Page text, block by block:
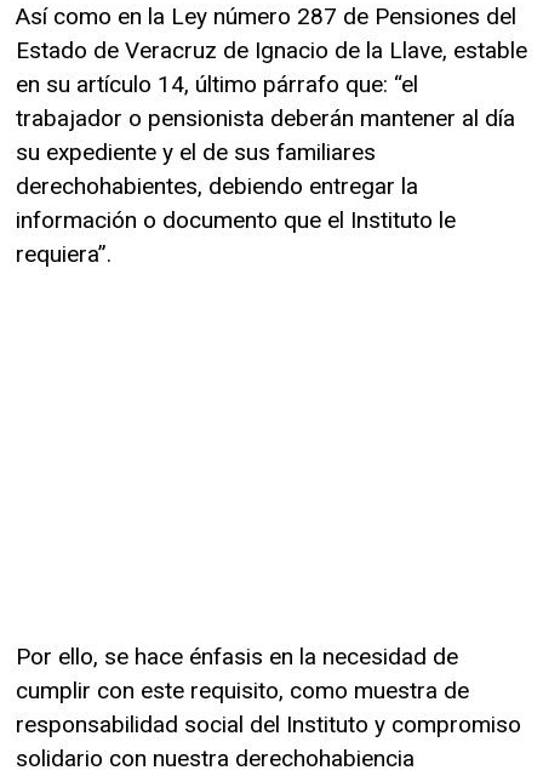
Así como en la Ley número 287 de Pensiones del
Estado de Veracruz de Ignacio de la Llave, estable
en su artículo 14, último párrafo que: “el
trabajador o pensionista deberán mantener al día
su expediente y el de sus familiares
derechohabientes, debiendo entregar la
información o documento que el Instituto le
requiera”.
Por ello, se hace énfasis en la necesidad de
cumplir con este requisito, como muestra de
responsabilidad social del Instituto y compromiso
solidario con nuestra derechohabiencia